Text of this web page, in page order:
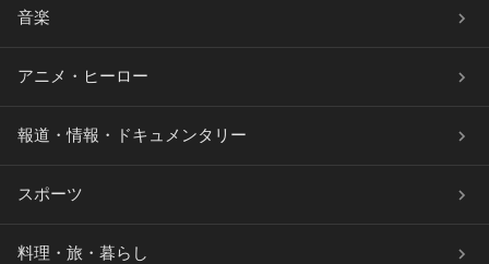
音楽
アニメ・ヒーロー
報道・情報・ドキュメンタリー
スポーツ
料理・旅・暮らし